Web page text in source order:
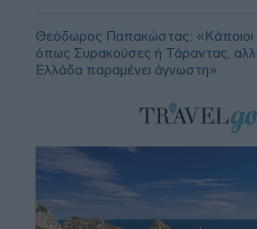
Θεόδωρος Παπακώστας: «Κάποιοι
όπως Συρακούσες ή Τάραντας,
Ελλάδα παραμένει άγνωστη»